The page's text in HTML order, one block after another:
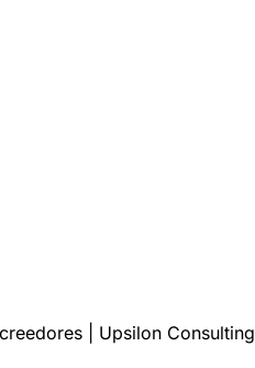
| Upsilon Consulting